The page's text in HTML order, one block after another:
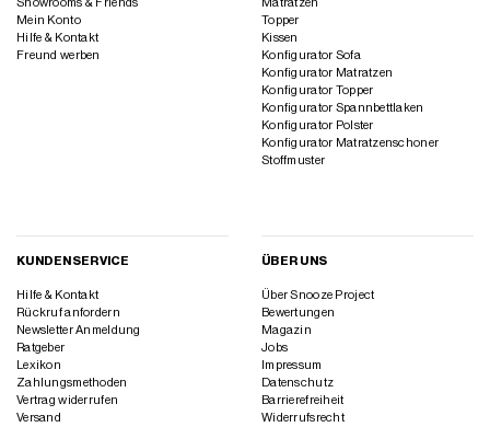
Showrooms & Friends
Mein Konto
Hilfe & Kontakt
Freund werben
Matratzen
Topper
Kissen
Konfigurator Sofa
Konfigurator Matratzen
Konfigurator Topper
Konfigurator Spannbettlaken
Konfigurator Polster
Konfigurator Matratzenschoner
Stoffmuster
KUNDENSERVICE
Hilfe & Kontakt
Rückruf anfordern
Newsletter Anmeldung
Ratgeber
Lexikon
Zahlungsmethoden
Vertrag widerrufen
Versand
ÜBER UNS
Über Snooze Project
Bewertungen
Magazin
Jobs
Impressum
Datenschutz
Barrierefreiheit
Widerrufsrecht